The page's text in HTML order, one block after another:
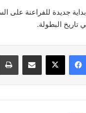
ويأمل المنتخب المصري في أن تكون نسخة 2026
فيسبوك ‫X مشاركة عبر البريد